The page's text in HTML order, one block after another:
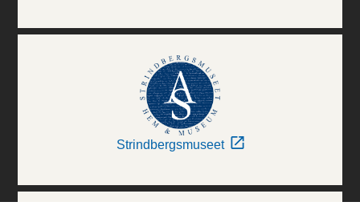
Strindbergsmuseet